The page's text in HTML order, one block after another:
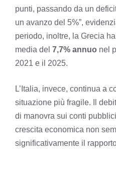
punti, passando da un
un avanzo del 5%”,
periodo, inoltre, la Grecia
media del 7,7% annuo nel
2021 e il 2025.
L’Italia, invece, continua a
situazione più fragile. Il
di manovra sui conti
crescita economica non
significativamente il